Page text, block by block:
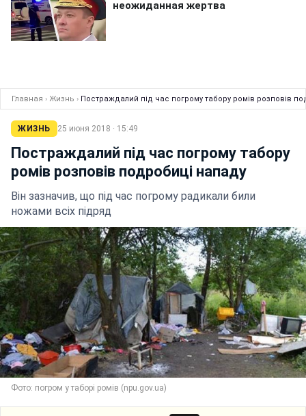
Главная › Жизнь › Постраждалий під час погрому табору ромів розповів
ЖИЗНЬ 25 июня 2018 · 15:49
Постраждалий під час погрому табору
ромів розповів подробиці нападу
Він зазначив, що під час погрому радикали били
ножами всіх підряд
Фото: погром у таборі ромів (npu.gov.ua)